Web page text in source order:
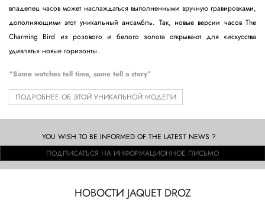
владелец часов может наслаждаться выполненными вручную гравировками,
дополняющими этот уникальный ансамбль. Так, новые версии часов The
Charming Bird из розового и белого золота открывают для «искусства
удивлять» новые горизонты.
“Some watches tell time, some tell a story”
ПОДРОБНЕЕ ОБ ЭТОЙ УНИКАЛЬНОЙ МОДЕЛИ
YOU WISH TO BE INFORMED OF THE LATEST NEWS ?
ПОДПИСАТЬСЯ НА ИНФОРМАЦИОННОЕ ПИСЬМО
НОВОСТИ JAQUET DROZ